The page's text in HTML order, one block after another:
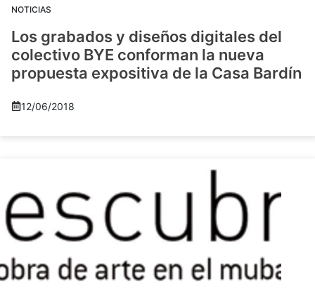
NOTICIAS
Los grabados y diseños digitales del
colectivo BYE conforman la nueva
propuesta expositiva de la Casa Bardín
12/06/2018